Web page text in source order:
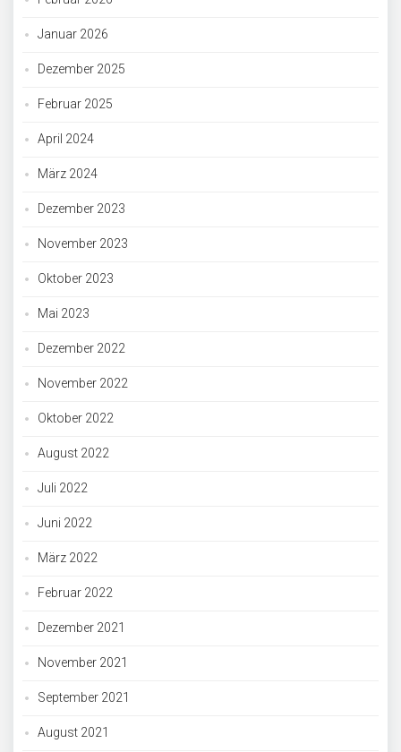
Januar 2026
Dezember 2025
Februar 2025
April 2024
März 2024
Dezember 2023
November 2023
Oktober 2023
Mai 2023
Dezember 2022
November 2022
Oktober 2022
August 2022
Juli 2022
Juni 2022
März 2022
Februar 2022
Dezember 2021
November 2021
September 2021
August 2021